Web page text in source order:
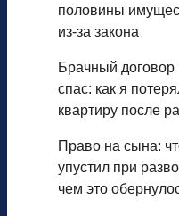
половины
из‑за закона
Брачный договор
спас: как я
квартиру после
Право на сына:
упустил при
чем это